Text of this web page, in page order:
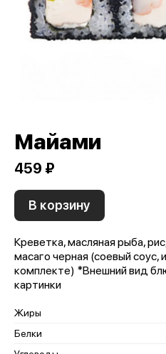
Майами
459 ₽
В корзину
Креветка, масляная рыба,
масаго черная (соевый соус,
комплекте) *Внешний вид
картинки
Жиры
Белки